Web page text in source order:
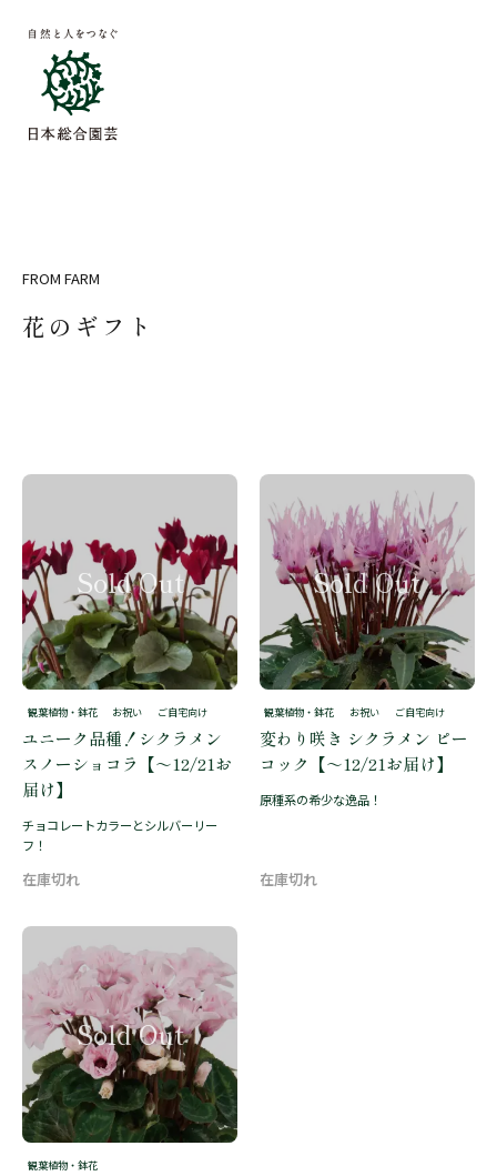
FROM FARM
花のギフト
観葉植物・鉢花 お祝い ご自宅向け
ユニーク品種！シクラメン
スノーショコラ【～12/21お
届け】
チョコレートカラーとシルバーリー
フ！
観葉植物・鉢花 お祝い ご自宅向け
変わり咲き シクラメン ピー
コック【～12/21お届け】
原種系の希少な逸品！
観葉植物・鉢花